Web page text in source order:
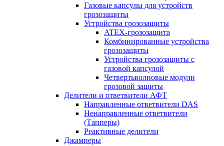
Газовые капсулы для устройств
грозозащиты
Устройства грозозащиты
ATEX-грозозащита
Комбинированные устройства
грозозащиты
Устройства грозозащиты с
газовой капсулой
Четвертьволновые модули
грозовой защиты
Делители и ответвители АФТ
Направленные ответвители DAS
Ненаправленные ответвители
(Тапперы)
Реактивные делители
Джамперы